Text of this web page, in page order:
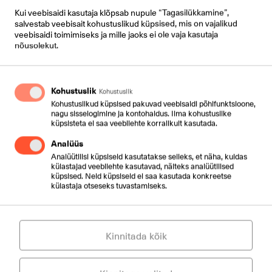
Põhifunktsionaalsus
Mobile ja Desktop Control
Kalender
Kõnekeeld
Kui veebisaidi kasutaja klõpsab nupule “Tagasilükkamine”,
salvestab veebisait kohustuslikud küpsised, mis on vajalikud
veebisaidi toimimiseks ja mille jaoks ei ole vaja kasutaja
nõusolekut.
Kohustuslik Kohustuslik
Kohustuslikud küpsised pakuvad veebisaidi põhifunktsioone,
nagu sisselogimine ja kontohaldus. Ilma kohustuslike
küpsisteta ei saa veebilehte korralikult kasutada.
Analüüs
Analüütilisi küpsiseid kasutatakse selleks, et näha, kuidas
külastajad veebilehte kasutavad, näiteks analüütilised
küpsised. Neid küpsiseid ei saa kasutada konkreetse
külastaja otseseks tuvastamiseks.
Kinnitada kõik